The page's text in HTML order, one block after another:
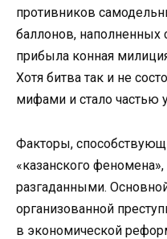
противников
баллонов, наполненных
прибыла конная
Хотя битва так и не
мифами и стало частью
Факторы,
«казанского
разгаданными.
организованной
в экономической